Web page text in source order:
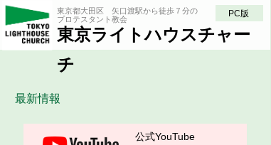
東京都大田区 矢口渡駅から徒歩７分の
プロテスタント教会
東京ライトハウスチャー
チ
PC版
最新情報
公式YouTube